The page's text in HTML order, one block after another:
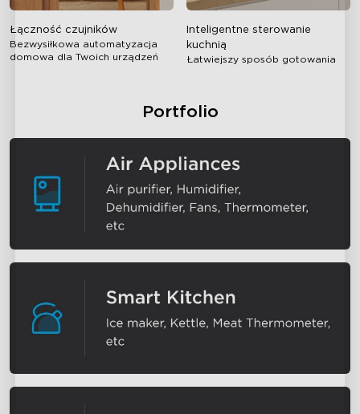
Łączność czujników
Bezwysiłkowa automatyzacja
domowa dla Twoich urządzeń
Inteligentne sterowanie
kuchnią
Łatwiejszy sposób gotowania
Portfolio